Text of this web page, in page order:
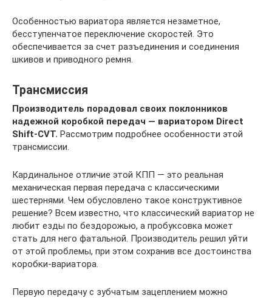
Особенностью вариатора является незаметное,
бесступенчатое переключение скоростей. Это
обеспечивается за счет разъединения и соединения
шкивов и приводного ремня.
Трансмиссия
Производитель порадовал своих поклонников
надежной коробкой передач — вариатором Direct
Shift-CVT. Рассмотрим подробнее особенности этой
трансмиссии.
Кардинальное отличие этой КПП — это реальная
механическая первая передача с классическими
шестернями. Чем обусловлено такое конструктивное
решение? Всем известно, что классический вариатор не
любит езды по бездорожью, а пробуксовка может
стать для него фатальной. Производитель решил уйти
от этой проблемы, при этом сохранив все достоинства
коробки-вариатора.
Первую передачу с зубчатым зацеплением можно